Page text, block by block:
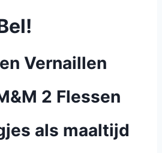
Vernaillen
2 Flessen
als maaltijd